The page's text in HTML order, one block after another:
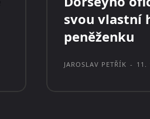
svou vlastní
peněženku
JAROSLAV PETŘÍK - 11.